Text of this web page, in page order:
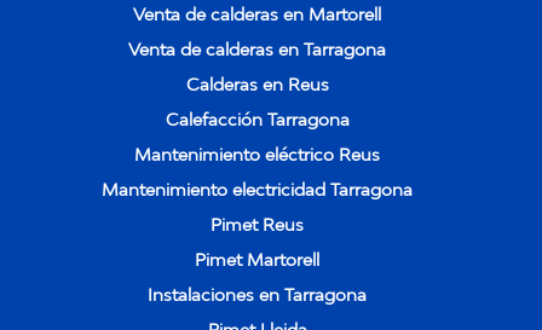
Venta de calderas en Martorell
Venta de calderas en Tarragona
Calderas en Reus
Calefacción Tarragona
Mantenimiento eléctrico Reus
Mantenimiento electricidad Tarragona
Pimet Reus
Pimet Martorell
Instalaciones en Tarragona